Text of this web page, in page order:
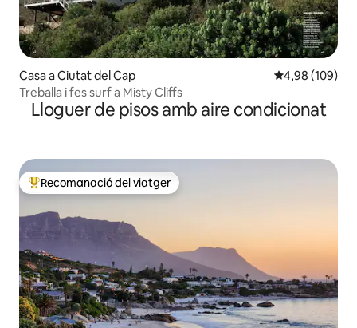
Casa a Ciutat del Cap 4,98 de
4,98 (109)
Treballa i fes surf a Misty Cliffs
Lloguer de pisos amb aire condicionat
Principals recomanacions dels viatgers
Recomanació del viatger